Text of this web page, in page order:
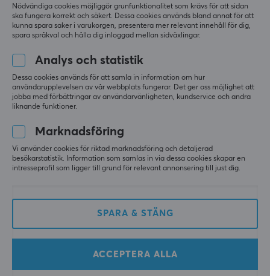
Baserat på 1 recension
3
0%
2
0%
1
0%
LÄMNA RECENSION
Relevans
Alla recensioner
Samuel L
Verifierad köpare
Level 11
Cheesing Commander
En helt okej kabel för en billig peng!
Lanberg SATA 3 Vinklad 6GB/S 30cm Metallklämmor Svart
för 2 år sen
Nödvändiga cookies möjliggör grunfunktionalitet som krävs för att sidan
ska fungera korrekt och säkert. Dessa cookies används bland annat för att
kunna spara saker i varukorgen, presentera mer relevant innehåll för dig,
spara språkval och hålla dig inloggad mellan sidväxlingar.
Analys och statistik
Dessa cookies används för att samla in information om hur
användarupplevelsen av vår webbplats fungerar. Det ger oss möjlighet att
jobba med förbättringar av användarvänligheten, kundservice och andra
liknande funktioner.
Marknadsföring
Vi använder cookies för riktad marknadsföring och detaljerad
besökarstatistik. Information som samlas in via dessa cookies skapar en
intresseprofil som ligger till grund för relevant annonsering till just dig.
SPARA & STÄNG
ACCEPTERA ALLA